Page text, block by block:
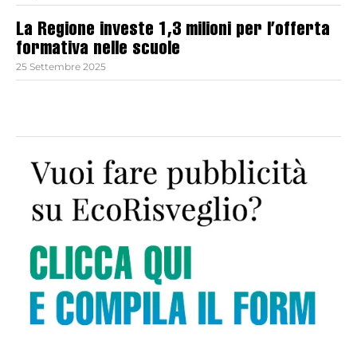
La Regione investe 1,3 milioni per l’offerta
formativa nelle scuole
25 Settembre 2025